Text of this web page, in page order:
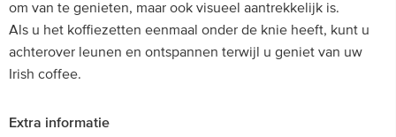
om van te genieten, maar ook visueel aantrekkelijk is.
Als u het koffiezetten eenmaal onder de knie heeft, kunt u
achterover leunen en ontspannen terwijl u geniet van uw
Irish coffee.
Extra informatie